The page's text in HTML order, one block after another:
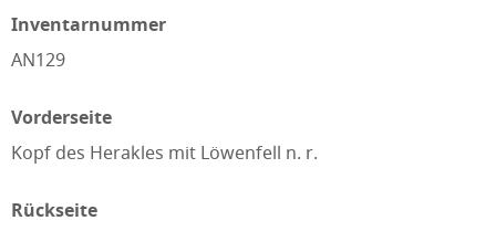
Inventarnummer
AN129
Vorderseite
Kopf des Herakles mit Löwenfell n. r.
Rückseite